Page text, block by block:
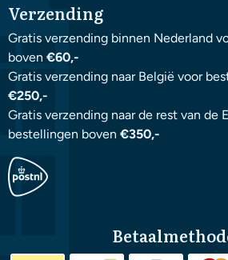
Verzending
Gratis verzending binnen Nederland
boven €60,-
Gratis verzending naar België voor
€250,-
Gratis verzending naar de rest van de
bestellingen boven €350,-